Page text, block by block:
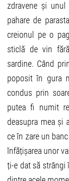
zdravene și
pahare de
creionul pe o
sticlă de vin
sardine. Când
poposit în gura
condus prin
putea fi numit
deasupra mea și
ce în zare un
înfățișarea unor
ți-e dat să strângi